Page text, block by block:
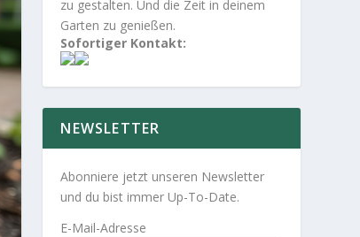
zu gestalten. Und die Zeit in deinem
Garten zu genießen.
Sofortiger Kontakt:
NEWSLETTER
Abonniere jetzt unseren Newsletter
und du bist immer Up-To-Date.
E-Mail-Adresse